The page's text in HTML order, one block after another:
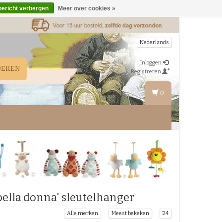
Nederlands
Inloggen
Registreren
0
donna' sleutelhanger
Alle merken Meest bekeken 24
verbergen Meer over cookies »